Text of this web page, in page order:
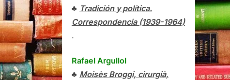
♣ Tradición y política.
Correspondencia (1939-1964)
.
Rafael Argullol
♣ Moisès Broggi, cirurgià,